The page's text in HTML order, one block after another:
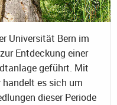
Universität Bern im
Entdeckung einer
geführt. Mit
handelt es sich um
dieser Periode